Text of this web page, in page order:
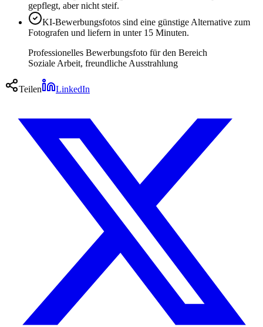
gepflegt, aber nicht steif.
KI-Bewerbungsfotos sind eine günstige Alternative zum
Fotografen und liefern in unter 15 Minuten.
Professionelles Bewerbungsfoto für den Bereich
Soziale Arbeit, freundliche Ausstrahlung
Teilen LinkedIn